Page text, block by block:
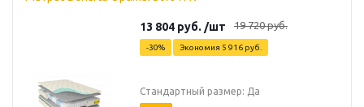
13 804 руб. /шт 19 720руб.
-30% Экономия 5 916 руб.
Стандартный размер: Да